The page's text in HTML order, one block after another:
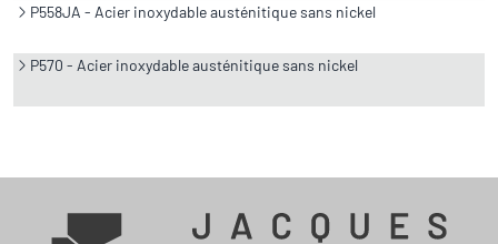
P558JA - Acier inoxydable austénitique sans nickel
P570 - Acier inoxydable austénitique sans nickel